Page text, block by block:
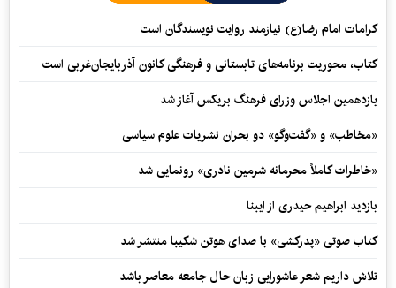
کرامات امام رضا(ع) نیازمند روایت نویسندگان است
کتاب، محوریت برنامه‌های تابستانی و فرهنگی کانون آذربایجان‌غربی است
یازدهمین اجلاس وزرای فرهنگ بریکس آغاز شد
«مخاطب» و «گفت‌وگو» دو بحران نشریات علوم سیاسی
«خاطرات کاملاً محرمانه شرمین نادری» رونمایی شد
بازدید ابراهیم حیدری از ایبنا
کتاب صوتی «پدرکشی» با صدای هوتن شکیبا منتشر شد
تلاش داریم شعر عاشورایی زبان حال جامعه معاصر باشد